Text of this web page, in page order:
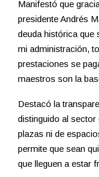
Manifestó que
presidente Andrés
deuda histórica que
mi administración,
prestaciones se
maestros son la
Destacó la
distinguido al
plazas ni de
permite que sean
que lleguen a estar